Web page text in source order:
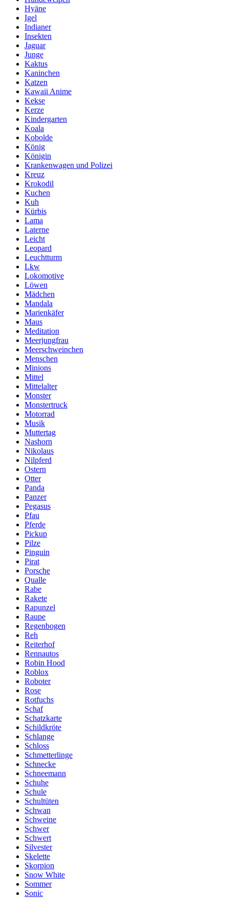
Hyäne
Igel
Indianer
Insekten
Jaguar
Junge
Kaktus
Kaninchen
Katzen
Kawaii Anime
Kekse
Kerze
Kindergarten
Koala
Kobolde
König
Königin
Krankenwagen und Polizei
Kreuz
Krokodil
Kuchen
Kuh
Kürbis
Lama
Laterne
Leicht
Leopard
Leuchtturm
Lkw
Lokomotive
Löwen
Mädchen
Mandala
Marienkäfer
Maus
Meditation
Meerjungfrau
Meerschweinchen
Menschen
Minions
Mittel
Mittelalter
Monster
Monstertruck
Motorrad
Musik
Muttertag
Nashorn
Nikolaus
Nilpferd
Ostern
Otter
Panda
Panzer
Pegasus
Pfau
Pferde
Pickup
Pilze
Pinguin
Pirat
Porsche
Qualle
Rabe
Rakete
Rapunzel
Raupe
Regenbogen
Reh
Reiterhof
Rennautos
Robin Hood
Roblox
Roboter
Rose
Rotfuchs
Schaf
Schatzkarte
Schildkröte
Schlange
Schloss
Schmetterlinge
Schnecke
Schneemann
Schuhe
Schule
Schultüten
Schwan
Schweine
Schwer
Schwert
Silvester
Skelette
Skorpion
Snow White
Sommer
Sonic